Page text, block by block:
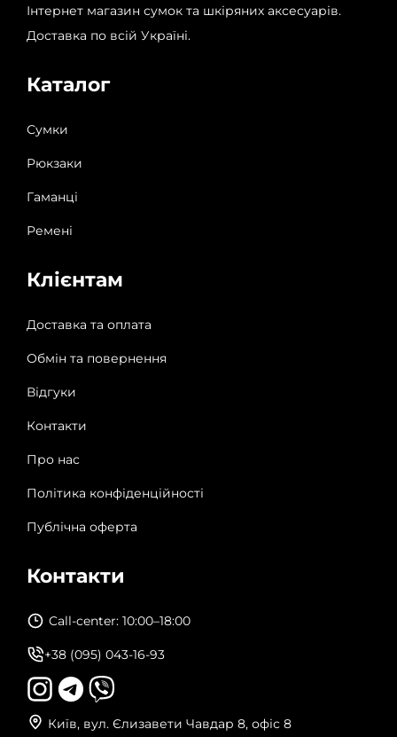
Інтернет магазин сумок та шкіряних аксесуарів.
Доставка по всій Україні.
Каталог
Сумки
Рюкзаки
Гаманці
Ремені
Клієнтам
Доставка та оплата
Обмін та повернення
Відгуки
Контакти
Про нас
Політика конфіденційності
Публічна оферта
Контакти
Call-center: 10:00–18:00
+38 (095) 043-16-93
Київ, вул. Єлизавети Чавдар 8, офіс 8